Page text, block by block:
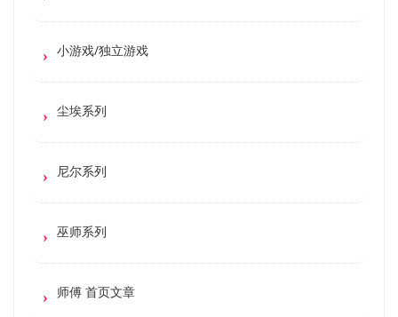
小游戏/独立游戏
尘埃系列
尼尔系列
巫师系列
师傅 首页文章